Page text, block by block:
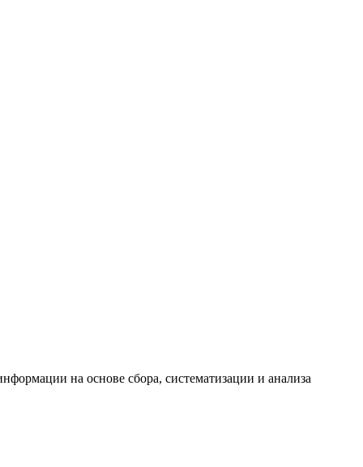
на основе сбора, систематизации и анализа